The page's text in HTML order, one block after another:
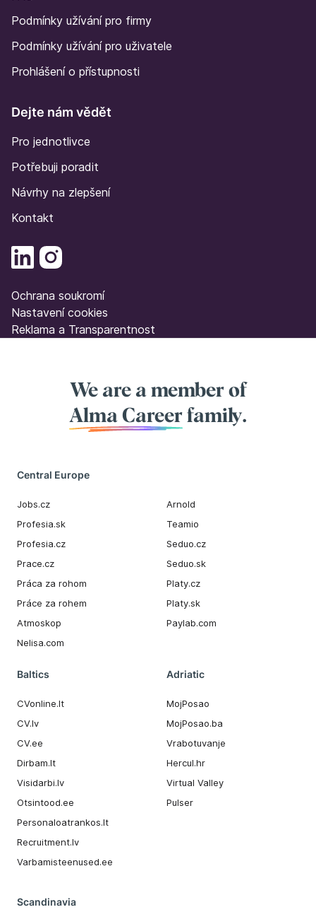
Podmínky užívání pro firmy
Podmínky užívání pro uživatele
Prohlášení o přístupnosti
Dejte nám vědět
Pro jednotlivce
Potřebuji poradit
Návrhy na zlepšení
Kontakt
Ochrana soukromí
Nastavení cookies
Reklama a Transparentnost
We are a member of
Alma Career family.
Central Europe
Jobs.cz
Profesia.sk
Profesia.cz
Prace.cz
Práca za rohom
Práce za rohem
Atmoskop
Nelisa.com
Arnold
Teamio
Seduo.cz
Seduo.sk
Platy.cz
Platy.sk
Paylab.com
Baltics
CVonline.lt
CV.lv
CV.ee
Dirbam.It
Visidarbi.lv
Otsintood.ee
Personaloatrankos.lt
Recruitment.lv
Varbamisteenused.ee
Adriatic
MojPosao
MojPosao.ba
Vrabotuvanje
Hercul.hr
Virtual Valley
Pulser
Scandinavia